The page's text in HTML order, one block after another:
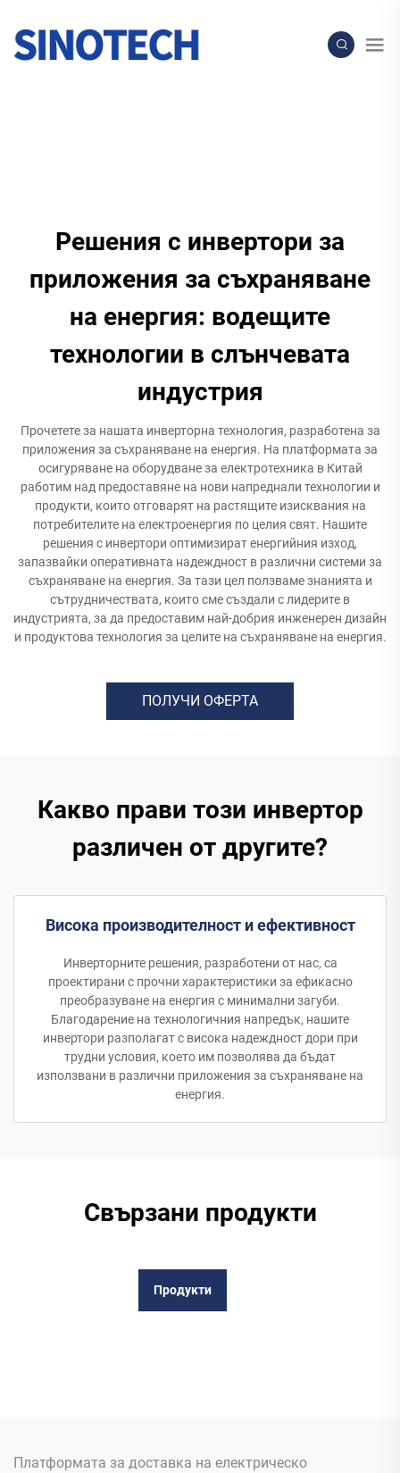
Решения с инвертори за
приложения за съхраняване
на енергия: водещите
технологии в слънчевата
индустрия
Прочетете за нашата инверторна технология, разработена за
приложения за съхраняване на енергия. На платформата за
осигуряване на оборудване за електротехника в Китай
работим над предоставяне на нови напреднали технологии и
продукти, които отговарят на растящите изисквания на
потребителите на електроенергия по целия свят. Нашите
решения с инвертори оптимизират енергийния изход,
запазвайки оперативната надеждност в различни системи за
съхраняване на енергия. За тази цел ползваме знанията и
сътрудничествата, които сме създали с лидерите в
индустрията, за да предоставим най-добрия инженерен дизайн
и продуктова технология за целите на съхраняване на енергия.
ПОЛУЧИ ОФЕРТА
Какво прави този инвертор
различен от другите?
Висока производителност и ефективност
Инверторните решения, разработени от нас, са
проектирани с прочни характеристики за ефикасно
преобразуване на енергия с минимални загуби.
Благодарение на технологичния напредък, нашите
инвертори разполагат с висока надеждност дори при
трудни условия, което им позволява да бъдат
използвани в различни приложения за съхраняване на
енергия.
Свързани продукти
Продукти
Платформата за доставка на електрическо